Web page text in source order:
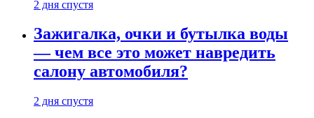
2 дня спустя
Зажигалка, очки и бутылка воды
— чем все это может навредить
салону автомобиля?
2 дня спустя